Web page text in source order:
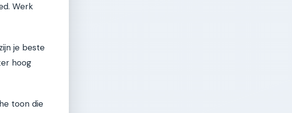
Werk
je beste
hoog
toon die